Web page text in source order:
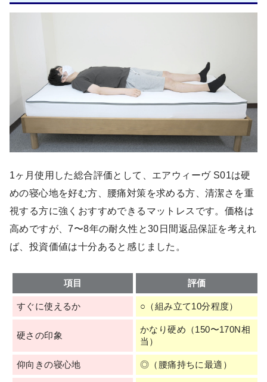
1ヶ月使用した総合評価として、エアウィーヴ S01は硬
めの寝心地を好む方、腰痛対策を求める方、清潔さを重
視する方に強くおすすめできるマットレスです。価格は
高めですが、7〜8年の耐久性と30日間返品保証を考えれ
ば、投資価値は十分あると感じました。
項目 評価
すぐに使えるか ○（組み立て10分程度）
硬さの印象
かなり硬め（150〜170N相
当）
仰向きの寝心地 ◎（腰痛持ちに最適）